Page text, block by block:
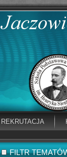
REKRUTACJA
FILTR